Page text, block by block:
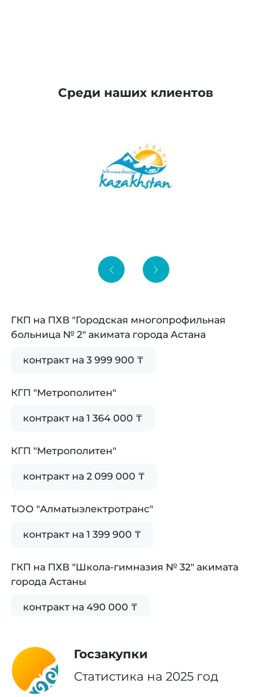
Среди наших клиентов
ГКП на ПХВ "Городская многопрофильная
больница № 2" акимата города Астана
контракт на 3 999 900 ₸
КГП "Метрополитен"
контракт на 1 364 000 ₸
КГП "Метрополитен"
контракт на 2 099 000 ₸
ТОО "Алматыэлектротранс"
контракт на 1 399 900 ₸
ГКП на ПХВ "Школа-гимназия № 32" акимата
города Астаны
контракт на 490 000 ₸
исследовательский институт кардиологии и
внутренних болезней"
контракт на 4 499 900 ₸
Госзакупки
Статистика на 2025 год